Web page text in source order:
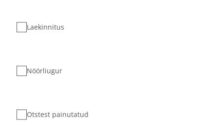
Laekinnitus
Nöörliugur
Otstest painutatud